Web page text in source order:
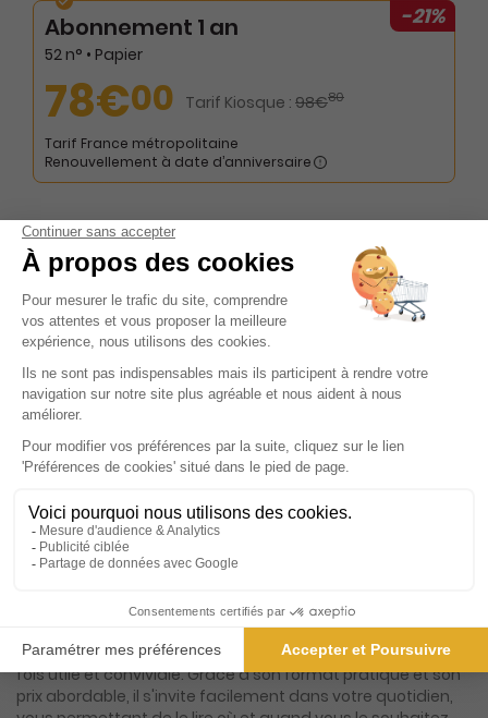
-21%
Abonnement 1 an
52 n° • Papier
78€00 Tarif Kiosque : 98€80
Tarif France métropolitaine
Renouvellement à date d’anniversaire
les codes promotionnels ne sont pas
valables sur ce titre.
Présentation du magazine Le Journal de
Vitré
capturer l'essence même de votre région, en vous offrant
un panorama complet et captivant de l'actualité locale.
s'adresse à toute la famille en proposant un contenu riche
et varié qui saura satisfaire toutes les curiosités. Que vous
soyez passionné par les faits divers, fervent supporter des
ou simplement à la recherche de bonnes affaires dans les
petites annonces, ce magazine est fait pour vous. Chaque
semaine, plongez dans un univers où l'information est à la
fois utile et conviviale. Grâce à son format pratique et son
prix abordable, il s'invite facilement dans votre quotidien,